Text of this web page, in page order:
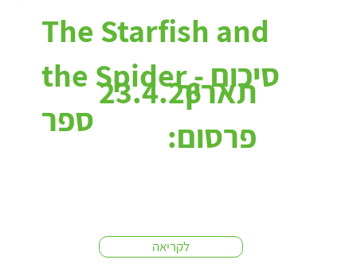
The Starfish and
the Spider - סיכום
ספר
לקריאה
23.4.26תאריך
פרסום: